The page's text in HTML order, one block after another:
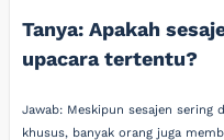
Tanya: Apakah
upacara tertentu?
Jawab: Meskipun sesajen sering
khusus, banyak orang juga